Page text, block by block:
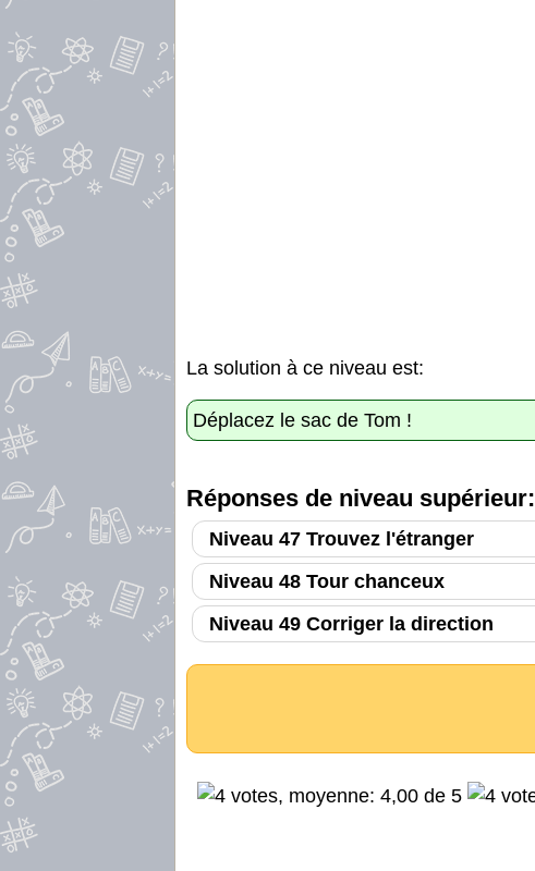
La solution à ce niveau est:
Déplacez le sac de Tom !
Réponses de niveau supérieur:
Niveau 47 Trouvez l'étranger
Niveau 48 Tour chanceux
Niveau 49 Corriger la direction